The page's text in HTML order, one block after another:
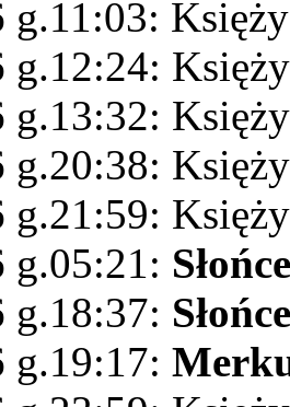
g.11:03:
g.12:24:
g.13:32:
g.20:38:
g.21:59:
g.05:21: Słońce
g.18:37: Słońce
g.19:17: